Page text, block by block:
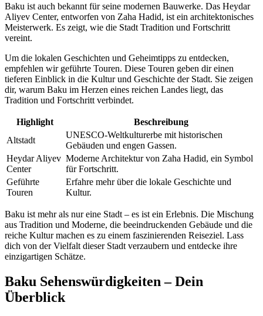
Baku ist auch bekannt für seine modernen Bauwerke. Das Heydar
Aliyev Center, entworfen von Zaha Hadid, ist ein architektonisches
Meisterwerk. Es zeigt, wie die Stadt Tradition und Fortschritt
vereint.
Um die lokalen Geschichten und Geheimtipps zu entdecken,
empfehlen wir geführte Touren. Diese Touren geben dir einen
tieferen Einblick in die Kultur und Geschichte der Stadt. Sie zeigen
dir, warum Baku im Herzen eines reichen Landes liegt, das
Tradition und Fortschritt verbindet.
Highlight
Beschreibung
Altstadt
UNESCO-Weltkulturerbe mit historischen
Gebäuden und engen Gassen.
Heydar Aliyev
Center
Moderne Architektur von Zaha Hadid, ein Symbol
für Fortschritt.
Geführte
Touren
Erfahre mehr über die lokale Geschichte und
Kultur.
Baku ist mehr als nur eine Stadt – es ist ein Erlebnis. Die Mischung
aus Tradition und Moderne, die beeindruckenden Gebäude und die
reiche Kultur machen es zu einem faszinierenden Reiseziel. Lass
dich von der Vielfalt dieser Stadt verzaubern und entdecke ihre
einzigartigen Schätze.
Baku Sehenswürdigkeiten – Dein
Überblick